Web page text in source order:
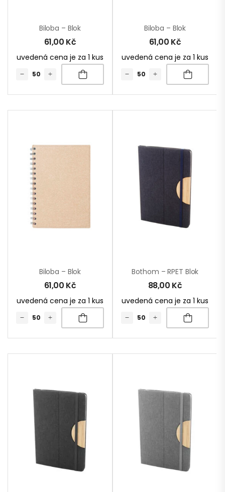
Biloba – Blok
61,00 Kč
uvedená cena je za 1 kus
Biloba – Blok
61,00 Kč
uvedená cena je za 1 kus
Biloba – Blok
61,00 Kč
uvedená cena je za 1 kus
Bothom – RPET Blok
88,00 Kč
uvedená cena je za 1 kus